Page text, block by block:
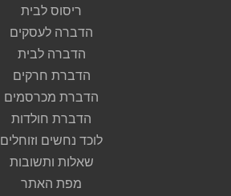
ריסוס לבית
הדברה לעסקים
הדברה לבית
הדברת חרקים
הדברת מכרסמים
הדברת חולדות
לוכד נחשים וזוחלים
שאלות ותשובות
מפת האתר